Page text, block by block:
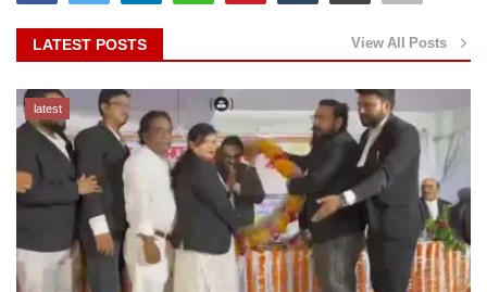
LATEST POSTS View All Posts
latest